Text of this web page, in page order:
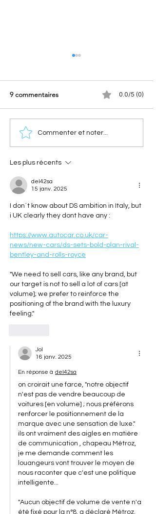
Bilan Juin 2026 - marché
forme
9 commentaires 0.0/5 (0)
Commenter et noter...
Les plus récents
del42sa
15 janv. 2025
I don´t know about DS ambition in Italy, but
i UK clearly they dont have any :
https://www.autocar.co.uk/car-
news/new-cars/ds-sets-bold-plan-rival-
bentley-and-rolls-royce
"We need to sell cars, like any brand, but
our target is not to sell a lot of cars [at
volume]; we prefer to reinforce the
positioning of the brand with the luxury
feeling."
Jol
16 janv. 2025
En réponse à del42sa
on croirait une farce, "notre objectif
n'est pas de vendre beaucoup de
voitures [en volume] ; nous préférons
renforcer le positionnement de la
marque avec une sensation de luxe."
ils ont vraiment des aigles en matière
de communication , chapeau Métroz,
je me demande comment les
louangeurs vont trouver le moyen de
nous raconter que c'est une politique
intelligente...
"Aucun objectif de volume de vente n'a
été fixé pour la n°8, a déclaré Métroz,